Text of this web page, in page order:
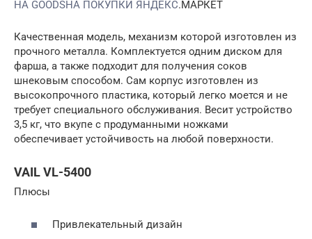
НА GOODSНА ПОКУПКИ ЯНДЕКС.МАРКЕТ
Качественная модель, механизм которой изготовлен из
прочного металла. Комплектуется одним диском для
фарша, а также подходит для получения соков
шнековым способом. Сам корпус изготовлен из
высокопрочного пластика, который легко моется и не
требует специального обслуживания. Весит устройство
3,5 кг, что вкупе с продуманными ножками
обеспечивает устойчивость на любой поверхности.
VAIL VL-5400
Плюсы
Привлекательный дизайн